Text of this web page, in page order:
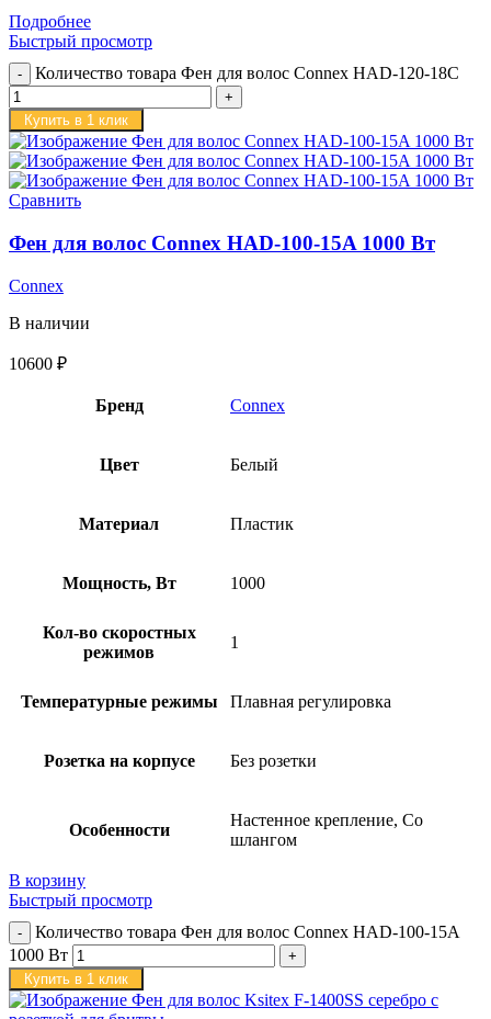
Подробнее
Быстрый просмотр
Количество товара Фен для волос Connex HAD-120-18C
Купить в 1 клик
Сравнить
Фен для волос Connex HAD-100-15A 1000 Вт
Connex
В наличии
10600 ₽
Бренд Connex
Цвет Белый
Материал Пластик
Мощность, Вт 1000
Кол-во скоростных
режимов
1
Температурные режимы Плавная регулировка
Розетка на корпусе Без розетки
Особенности
Настенное крепление, Со
шлангом
В корзину
Быстрый просмотр
Количество товара Фен для волос Connex HAD-100-15A
1000 Вт
Купить в 1 клик